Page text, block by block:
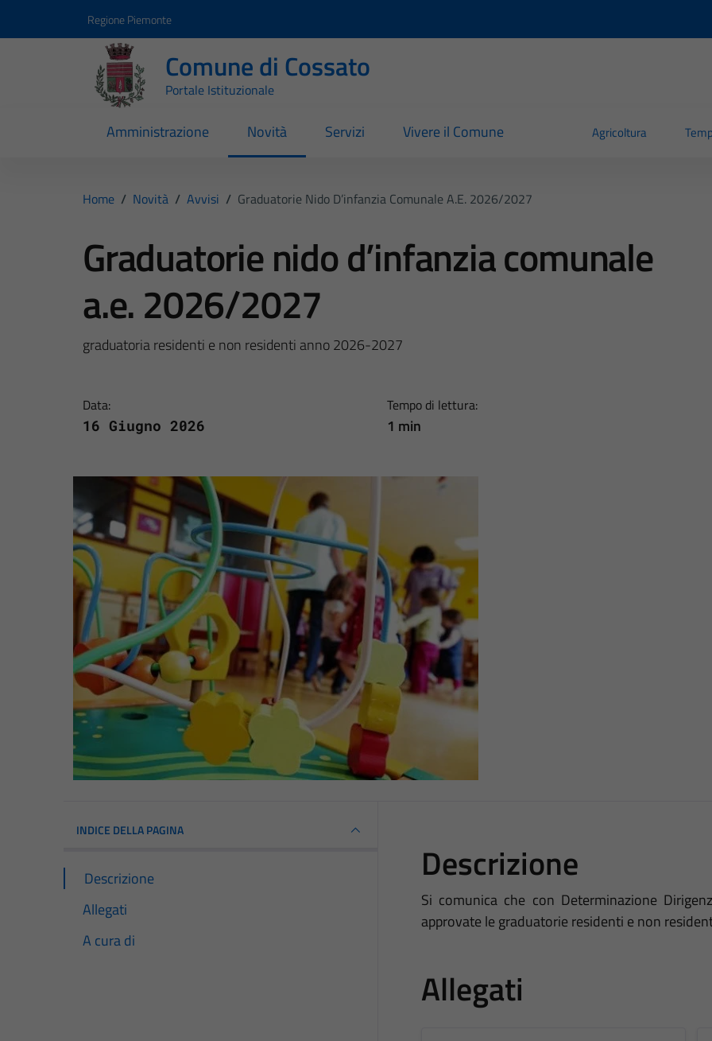
Regione Piemonte
Comune di Cossato
Portale Istituzionale
Amministrazione Novità Servizi Vivere il Comune Agricoltura
Home / Novità / Avvisi / Graduatorie Nido D’infanzia Comunale A.e. 2026/2027
Graduatorie nido d’infanzia comunale
a.e. 2026/2027
graduatoria residenti e non residenti anno 2026-2027
Data:
16 Giugno 2026
Tempo di lettura:
1 min
INDICE DELLA PAGINA
Descrizione
Allegati
A cura di
Descrizione
Si comunica che con Determinazione
approvate le graduatorie residenti e non
Allegati